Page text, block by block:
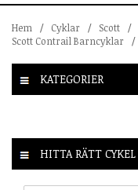
Hem / Cyklar / Scott /
Scott Contrail Barncyklar
/
KATEGORIER
HITTA RÄTT CYKEL